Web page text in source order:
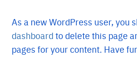
As a new WordPress user, you
dashboard to delete this page
pages for your content. Have